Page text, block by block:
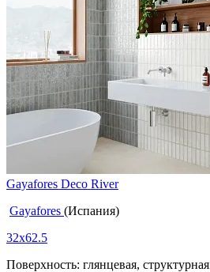
Gayafores Deco River
Gayafores (Испания)
32x62.5
Поверхность: глянцевая, структурная